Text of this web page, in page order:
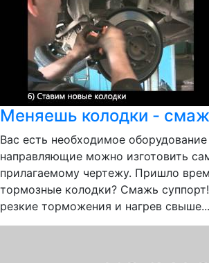
Меняешь колодки -
Вас есть необходимое
направляющие можно изготовить
прилагаемому чертежу. Пришло
тормозные колодки? Смажь суппорт!
резкие торможения и нагрев свыше...